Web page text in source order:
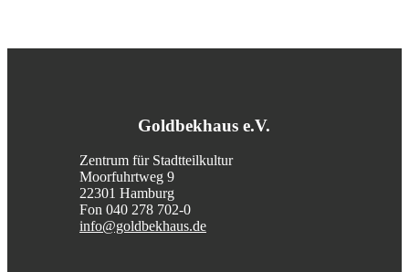
Goldbekhaus e.V.
Zentrum für Stadtteilkultur
Moorfuhrtweg 9
22301 Hamburg
Fon 040 278 702-0
info@goldbekhaus.de